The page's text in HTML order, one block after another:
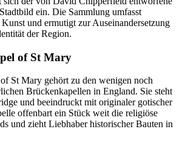
ein. Die Sammlung umfasst
und ermutigt zur Auseinandersetzung
der Region.
of St Mary
St Mary gehört zu den wenigen noch
Brückenkapellen in England. Sie steht
und beeindruckt mit originaler gotischer
offenbart ein Stück weit die religiöse
und zieht Liebhaber historischer Bauten in